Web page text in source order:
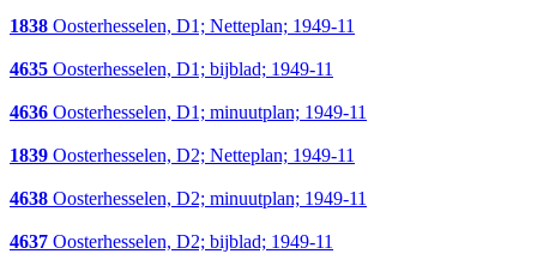
1838 Oosterhesselen, D1; Netteplan; 1949-11
4635 Oosterhesselen, D1; bijblad; 1949-11
4636 Oosterhesselen, D1; minuutplan; 1949-11
1839 Oosterhesselen, D2; Netteplan; 1949-11
4638 Oosterhesselen, D2; minuutplan; 1949-11
4637 Oosterhesselen, D2; bijblad; 1949-11